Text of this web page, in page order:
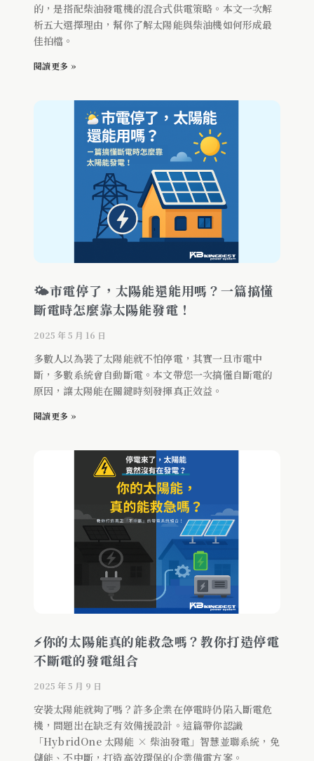
的，是搭配柴油發電機的混合式供電策略。本文一次解
析五大選擇理由，幫你了解太陽能與柴油機如何形成最
佳拍檔。
閱讀更多 »
🌤市電停了，太陽能還能用嗎？一篇搞懂
斷電時怎麼靠太陽能發電！
2025 年 5 月 16 日
多數人以為裝了太陽能就不怕停電，其實一旦市電中
斷，多數系統會自動斷電。本文帶您一次搞懂自斷電的
原因，讓太陽能在關鍵時刻發揮真正效益。
閱讀更多 »
⚡你的太陽能真的能救急嗎？教你打造停電
不斷電的發電組合
2025 年 5 月 9 日
安裝太陽能就夠了嗎？許多企業在停電時仍陷入斷電危
機，問題出在缺乏有效備援設計。這篇帶你認識
「HybridOne 太陽能 × 柴油發電」智慧並聯系統，免
儲能、不中斷，打造高效環保的企業備電方案。